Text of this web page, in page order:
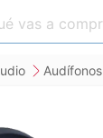
audio audífonos